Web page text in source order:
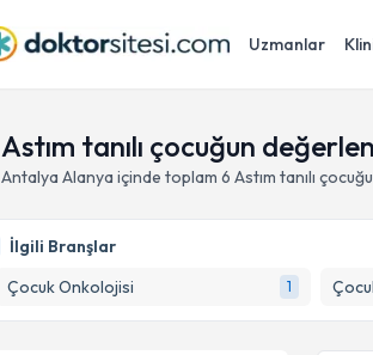
Uzmanlar
Astım tanılı çocuğun
Antalya Alanya içinde toplam 6 Astım tanılı
İlgili Branşlar
Çocuk Onkolojisi
1